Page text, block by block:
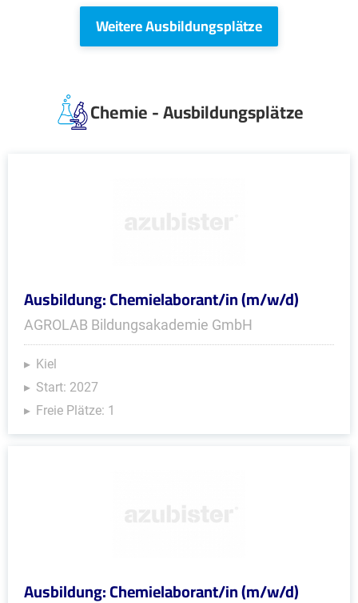
Weitere Ausbildungsplätze
Chemie - Ausbildungsplätze
Ausbildung: Chemielaborant/in (m/w/d)
AGROLAB Bildungsakademie GmbH
Kiel
Start: 2027
Freie Plätze: 1
Ausbildung: Chemielaborant/in (m/w/d)